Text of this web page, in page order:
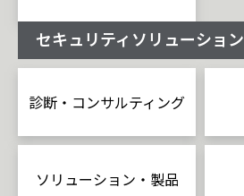
セキュリティソリューション
診断・コンサルティング
ソリューション・製品